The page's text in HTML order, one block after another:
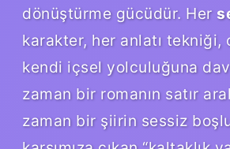
dönüştürme gücüdür. Her
karakter, her anlatı tekniği,
kendi içsel yolculuğuna
zaman bir romanın satır
zaman bir şiirin sessiz